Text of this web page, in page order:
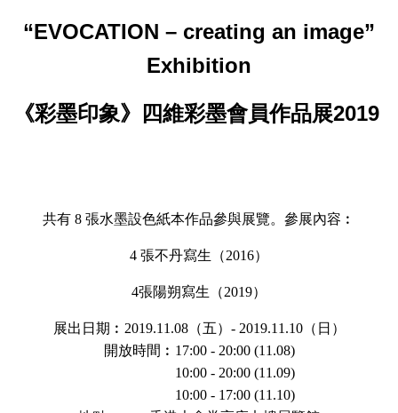
“EVOCATION – creating an image”
Exhibition
《彩墨印象》四維彩墨會員作品展2019
共有 8 張水墨設色紙本作品參與展覽。參展內容︰
4 張不丹寫生（2016）
4張陽朔寫生（2019）
展出日期︰2019.11.08（五）- 2019.11.10（日）
開放時間︰17:00 - 20:00 (11.08)
10:00 - 20:00 (11.09)
10:00 - 17:00 (11.10)